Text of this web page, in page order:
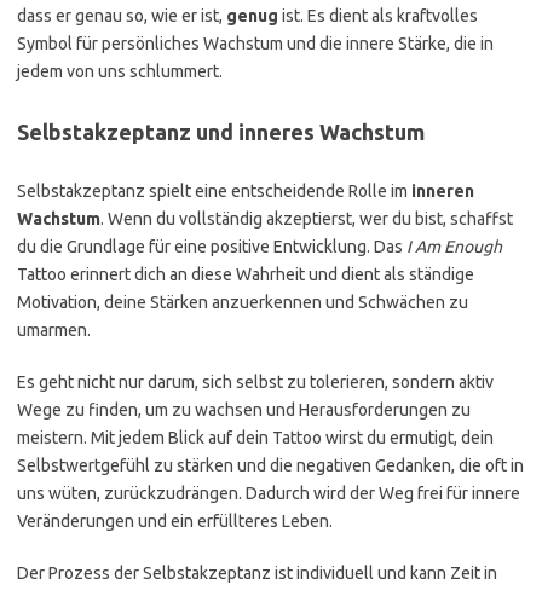
dass er genau so, wie er ist, genug ist. Es dient als kraftvolles
Symbol für persönliches Wachstum und die innere Stärke, die in
jedem von uns schlummert.
Selbstakzeptanz und inneres Wachstum
Selbstakzeptanz spielt eine entscheidende Rolle im inneren
Wachstum. Wenn du vollständig akzeptierst, wer du bist, schaffst
du die Grundlage für eine positive Entwicklung. Das I Am Enough
Tattoo erinnert dich an diese Wahrheit und dient als ständige
Motivation, deine Stärken anzuerkennen und Schwächen zu
umarmen.
Es geht nicht nur darum, sich selbst zu tolerieren, sondern aktiv
Wege zu finden, um zu wachsen und Herausforderungen zu
meistern. Mit jedem Blick auf dein Tattoo wirst du ermutigt, dein
Selbstwertgefühl zu stärken und die negativen Gedanken, die oft in
uns wüten, zurückzudrängen. Dadurch wird der Weg frei für innere
Veränderungen und ein erfüllteres Leben.
Der Prozess der Selbstakzeptanz ist individuell und kann Zeit in